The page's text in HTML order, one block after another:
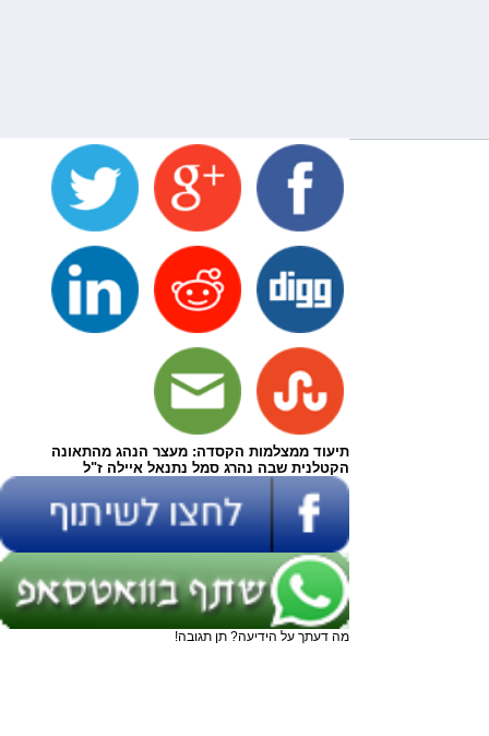
תיעוד ממצלמות הקסדה: מעצר הנהג מהתאונה
הקטלנית שבה נהרג סמל נתנאל איילה ז"ל
מה דעתך על הידיעה? תן תגובה!